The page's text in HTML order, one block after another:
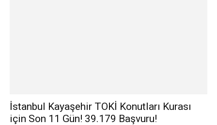
İstanbul Kayaşehir TOKİ Konutları Kurası
için Son 11 Gün! 39.179 Başvuru!